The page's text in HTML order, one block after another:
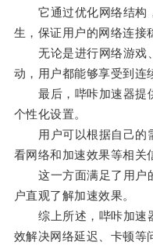
它通过优化网络结构
生，保证用户的网络连接
无论是进行网络游戏
动，用户都能够享受到连
最后，哔咔加速器提
个性化设置。
用户可以根据自己的
看网络和加速效果等相关
这一方面满足了用户
户直观了解加速效果。
综上所述，哔咔加速
效解决网络延迟、卡顿等